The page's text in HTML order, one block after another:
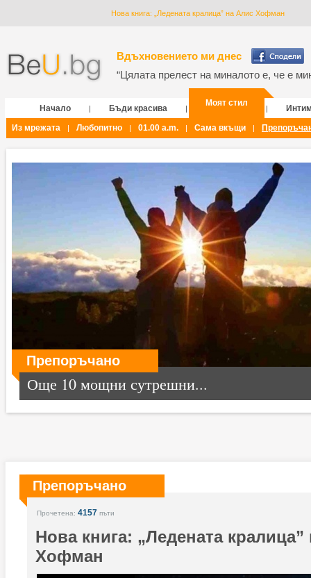
Нова книга: „Ледената кралица” на Алис Хофман
Вдъхновението ми днес
“Цялата прелест на миналото е, че е
Начало | Бъди красива |
Моят стил
|
Из мрежата
| Любопитно | 01.00 a.m. | Сама вкъщи |
Препоръчано
Още 10 мощни сутрешни...
Препоръчано
Прочетена: 4157 пъти
Нова книга: „Ледената
Хофман